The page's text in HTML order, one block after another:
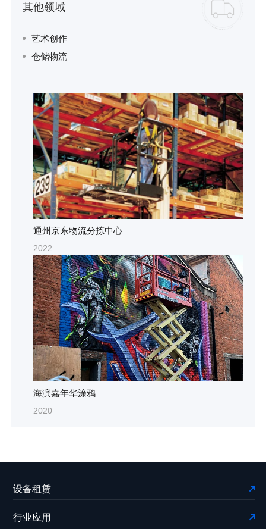
其他领域
艺术创作
仓储物流
通州京东物流分拣中心
2022
海滨嘉年华涂鸦
2020
设备租赁
行业应用